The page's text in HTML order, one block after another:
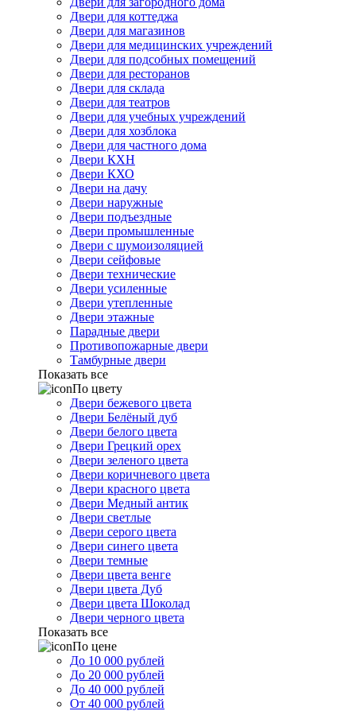
Двери для коттеджа
Двери для магазинов
Двери для медицинских учреждений
Двери для подсобных помещений
Двери для ресторанов
Двери для склада
Двери для театров
Двери для учебных учреждений
Двери для хозблока
Двери для частного дома
Двери КХН
Двери КХО
Двери на дачу
Двери наружные
Двери подъездные
Двери промышленные
Двери с шумоизоляцией
Двери сейфовые
Двери технические
Двери усиленные
Двери утепленные
Двери этажные
Парадные двери
Противопожарные двери
Тамбурные двери
Показать все
По цвету
Двери бежевого цвета
Двери Белёный дуб
Двери белого цвета
Двери Грецкий орех
Двери зеленого цвета
Двери коричневого цвета
Двери красного цвета
Двери Медный антик
Двери светлые
Двери серого цвета
Двери синего цвета
Двери темные
Двери цвета венге
Двери цвета Дуб
Двери цвета Шоколад
Двери черного цвета
Показать все
По цене
До 10 000 рублей
До 20 000 рублей
До 40 000 рублей
От 40 000 рублей